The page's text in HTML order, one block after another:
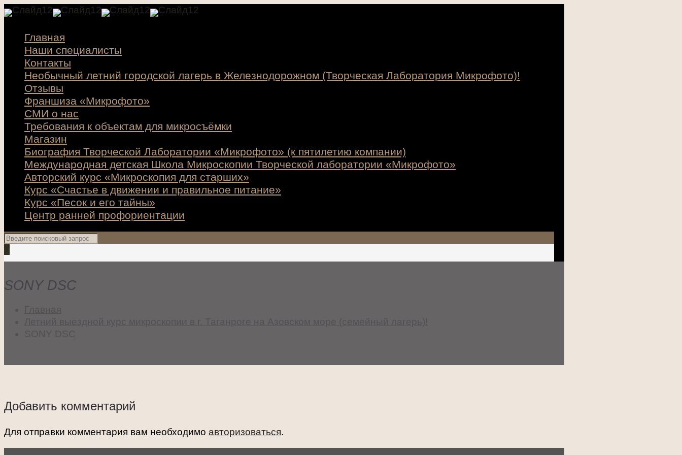
Главная
Наши специалисты
Контакты
Необычный летний городской лагерь в Железнодорожном (Творческая Лаборатория Микрофото)!
Отзывы
Франшиза «Микрофото»
СМИ о нас
Требования к объектам для микросъёмки
Магазин
Биография Творческой Лаборатории «Микрофото» (к пятилетию компании)
Международная детская Школа Микроскопии Творческой лаборатории «Микрофото»
Авторский курс «Микроскопия для старших»
Курс «Счастье в движении и правильное питание»
Курс «Песок и его тайны»
Центр ранней профориентации
SONY DSC
Добавить комментарий
Для отправки комментария вам необходимо авторизоваться.